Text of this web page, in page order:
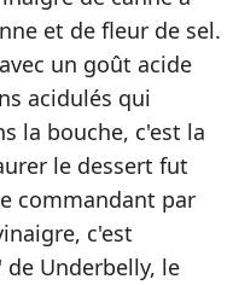
et de fleur de sel.
un goût acide
acidulés qui
la bouche, c'est la
le dessert fut
commandant par
c'est
Underbelly, le